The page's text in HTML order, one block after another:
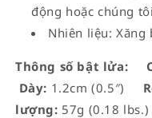
động hoặc chúng
Nhiên liệu:
Thông số bật lửa:
Dày: 1.2cm (0.5″)
lượng: 57g (0.18 lbs.)